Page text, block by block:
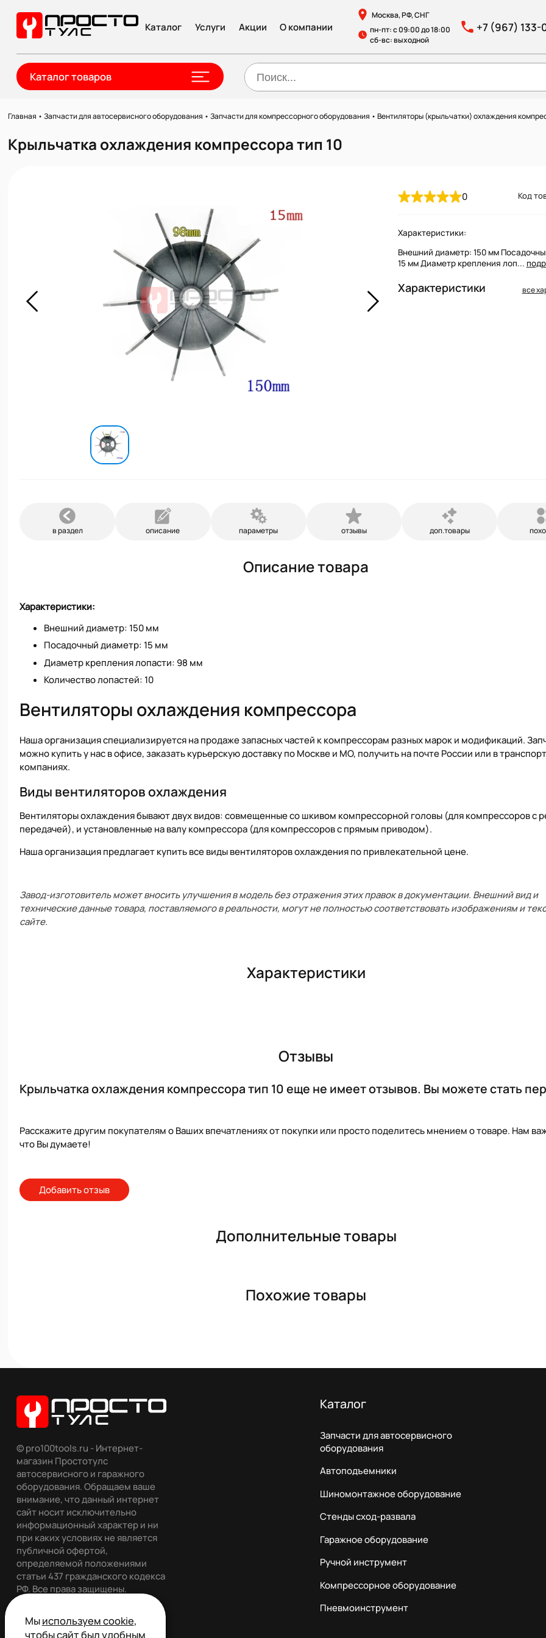
Каталог Услуги Акции О компании
Москва, РФ, СНГ
пн-пт: с 09:00 до 18:00
сб-вс: выходной
+7 (967) 133-
Каталог товаров
Главная •Запчасти для автосервисного оборудования •Запчасти для компрессорного оборудования •Вентиляторы (крыльчатки) охлаждения
Крыльчатка охлаждения компрессора тип 10
0 Код
Характеристики:
Внешний диаметр: 150 мм
15 мм Диаметр крепления лоп...
Характеристики все
в раздел описание параметры отзывы доп.товары
Описание товара
Характеристики:
Внешний диаметр: 150 мм
Посадочный диаметр: 15 мм
Диаметр крепления лопасти: 98 мм
Количество лопастей: 10
Вентиляторы охлаждения компрессора
Наша организация специализируется на продаже запасных частей к компрессорам разных марок и модификаций.
можно купить у нас в офисе, заказать курьерскую доставку по Москве и МО, получить на почте России или в
компаниях.
Виды вентиляторов охлаждения
Вентиляторы охлаждения бывают двух видов: совмещенные со шкивом компрессорной головы (для компрессоров с
передачей), и установленные на валу компрессора (для компрессоров с прямым приводом).
Наша организация предлагает купить все виды вентиляторов охлаждения по привлекательной цене.
Завод-изготовитель может вносить улучшения в модель без отражения этих правок в документации. Внешний вид и
технические данные товара, поставляемого в реальности, могут не полностью соответствовать изображениям и
сайте.
Характеристики
Отзывы
Крыльчатка охлаждения компрессора тип 10 еще не имеет отзывов. Вы можете стать
Расскажите другим покупателям о Ваших впечатлениях от покупки или просто поделитесь мнением о товаре. Нам
что Вы думаете!
Добавить отзыв
Дополнительные товары
Похожие товары
© pro100tools.ru - Интернет-
магазин Простотулс
автосервисного и гаражного
оборудования. Обращаем ваше
внимание, что данный интернет
сайт носит исключительно
информационный характер и ни
при каких условиях не является
публичной офертой,
определяемой положениями
статьи 437 гражданского кодекса
РФ. Все права защищены.
Каталог
Запчасти для автосервисного
оборудования
Автоподъемники
Шиномонтажное оборудование
Стенды сход-развала
Гаражное оборудование
Ручной инструмент
Компрессорное оборудование
Пневмоинструмент
Мыиспользуем cookie,
чтобы сайт был удобным